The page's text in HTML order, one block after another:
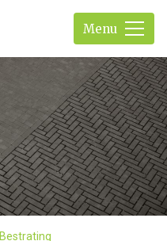
Menu
Bestrating